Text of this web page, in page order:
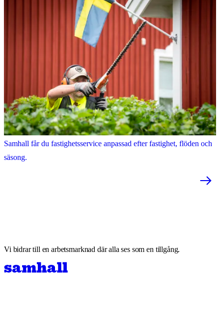
Fastighetsservice
En välskött utemiljö skapar trygghet och långsiktigt värde. Med
Samhall får du fastighetsservice anpassad efter fastighet, flöden och
säsong.
Vi bidrar till en arbetsmarknad där alla ses som en tillgång.